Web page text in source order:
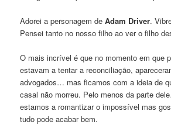
Adorei a personagem deAdam Driver.
Pensei tanto no nosso filho ao ver o filho
O mais incrível é que no momento em que
estavam a tentar a reconciliação,
advogados… mas ficamos com a ideia de
casal não morreu. Pelo menos da parte
estamos a romantizar o impossível mas
tudo pode acabar bem.